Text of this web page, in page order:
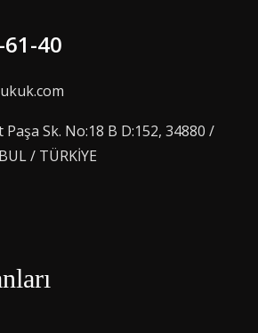
40
Paşa Sk. No:18 B D:152, 34880 /
/ TÜRKİYE